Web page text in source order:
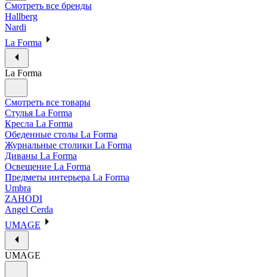
Смотреть все бренды
Hallberg
Nardi
La Forma
La Forma
Смотреть все товары
Стулья La Forma
Кресла La Forma
Обеденные столы La Forma
Журнальные столики La Forma
Диваны La Forma
Освещение La Forma
Предметы интерьера La Forma
Umbra
ZAHODI
Angel Cerda
UMAGE
UMAGE